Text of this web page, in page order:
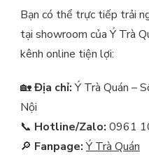
Bạn có thể trực tiếp trải
tại showroom của Ý Trà
kênh online tiện lợi:
🏡Địa chỉ:Ý Trà Quán –
Nội
📞 Hotline/Zalo: 0961
🔎 Fanpage: Ý Trà Quán